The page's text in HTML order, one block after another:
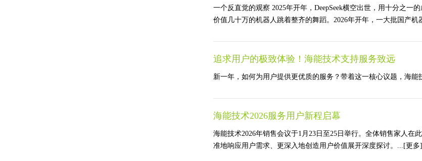
一个反直觉的观察 2025年开年，DeepSeek横空出世，用十分之一
价值几十万的机器人跳着整齐的舞蹈。2026年开年，一大批国产机
追求用户的极致体验！海能技术支持服务致远
新一年，如何为用户提供更优质的服务？带着这一核心议题，海
海能技术2026服务用户新程启幕
海能技术2026年销售会议于1月23日至25日举行。全体销售家人
准地响应用户需求、更深入地创造用户价值展开深度探讨。... [更多]